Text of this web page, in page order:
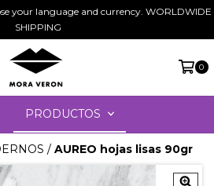
your language and currency. WORLDWIDE
SHIPPING
0
PRODUCTOS
/ AUREO hojas lisas 90gr